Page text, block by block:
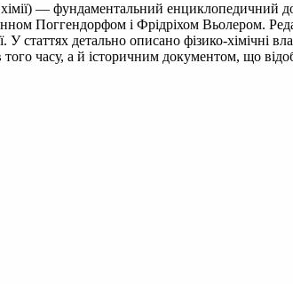
— фундаментальний енциклопедичний
Поггендорфом і Фрідріхом Вьолером.
статтях детально описано фізико-хімічні
часу, а й історичним документом, що